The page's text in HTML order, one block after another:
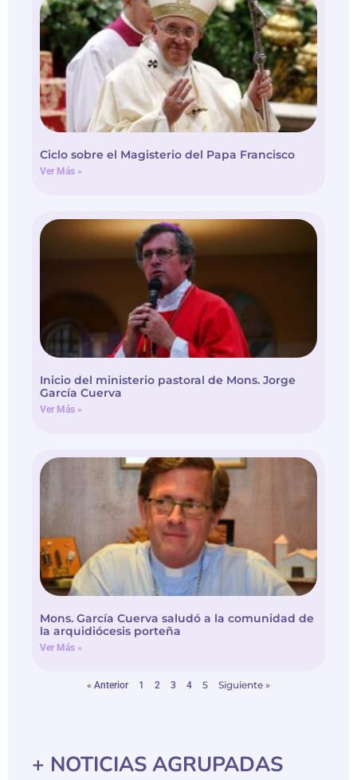
Ciclo sobre el Magisterio del Papa Francisco
Ver Más »
Inicio del ministerio pastoral de Mons. Jorge
García Cuerva
Ver Más »
Mons. García Cuerva saludó a la comunidad de
la arquidiócesis porteña
Ver Más »
« Anterior 1 2 3 4 5 Siguiente »
+ NOTICIAS AGRUPADAS